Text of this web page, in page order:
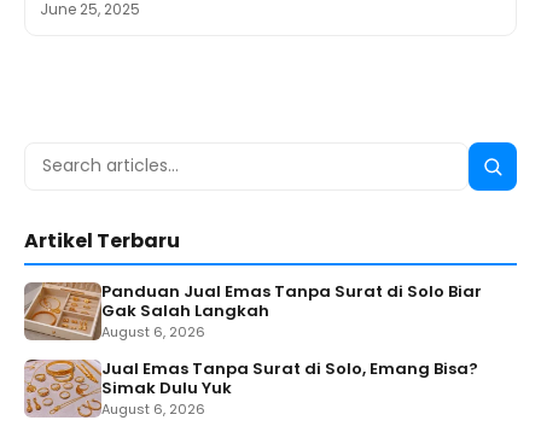
June 25, 2025
Search
Search
Artikel Terbaru
Panduan Jual Emas Tanpa Surat di Solo Biar
Gak Salah Langkah
August 6, 2026
Jual Emas Tanpa Surat di Solo, Emang Bisa?
Simak Dulu Yuk
August 6, 2026